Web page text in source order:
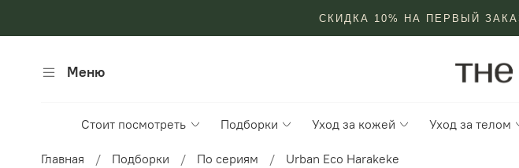
СКИДКА 10% НА ПЕРВЫЙ
Меню
Стоит посмотреть Подборки Уход за кожей Уход за телом
Главная Подборки По сериям Urban Eco Harakeke